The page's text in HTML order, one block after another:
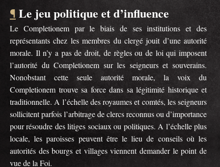
¶ Le jeu politique et d’influence
Le Completionem par le biais de ses institutions et des
représentants chez les membres du clergé jouit d’une autorité
morale. Il n’y a pas de droit, de règles ou de loi qui imposent
l’autorité du Completionem sur les seigneurs et souverains.
Nonobstant cette seule autorité morale, la voix du
Completionem trouve sa force dans sa légitimité historique et
traditionnelle. A l’échelle des royaumes et comtés, les seigneurs
sollicitent parfois l’arbitrage de clercs reconnus ou d’importance
pour résoudre des litiges sociaux ou politiques. A l’échelle plus
locale, les paroisses peuvent être le lieu de conseils où les
autorités des bourgs et villages viennent demander le point de
vue de la Foi.